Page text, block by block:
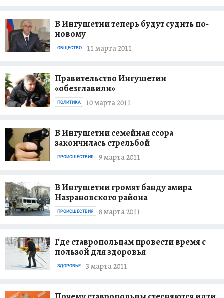
В Ингушетии теперь будут судить по-
новому
11 марта 2011
ОБЩЕСТВО
Правительство Ингушетии
«обезглавили»
10 марта 2011
ПОЛИТИКА
В Ингушетии семейная ссора
закончилась стрельбой
9 марта 2011
ПРОИСШЕСТВИЯ
В Ингушетии громят банду амира
Назрановского района
8 марта 2011
ПРОИСШЕСТВИЯ
Где ставропольцам провести время с
пользой для здоровья
3 марта 2011
ЗДОРОВЬЕ